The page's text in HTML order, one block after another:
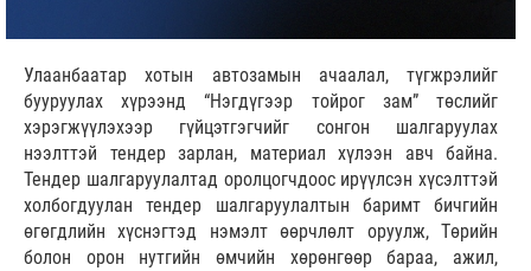
Улаанбаатар хотын автозамын ачаалал, түгжрэлийг
бууруулах хүрээнд “Нэгдүгээр тойрог зам” төслийг
хэрэгжүүлэхээр гүйцэтгэгчийг сонгон шалгаруулах
нээлттэй тендер зарлан, материал хүлээн авч байна.
Тендер шалгаруулалтад оролцогчдоос ирүүлсэн хүсэлттэй
холбогдуулан тендер шалгаруулалтын баримт бичгийн
өгөгдлийн хүснэгтэд нэмэлт өөрчлөлт оруулж, Төрийн
болон орон нутгийн өмчийн хөрөнгөөр бараа, ажил,